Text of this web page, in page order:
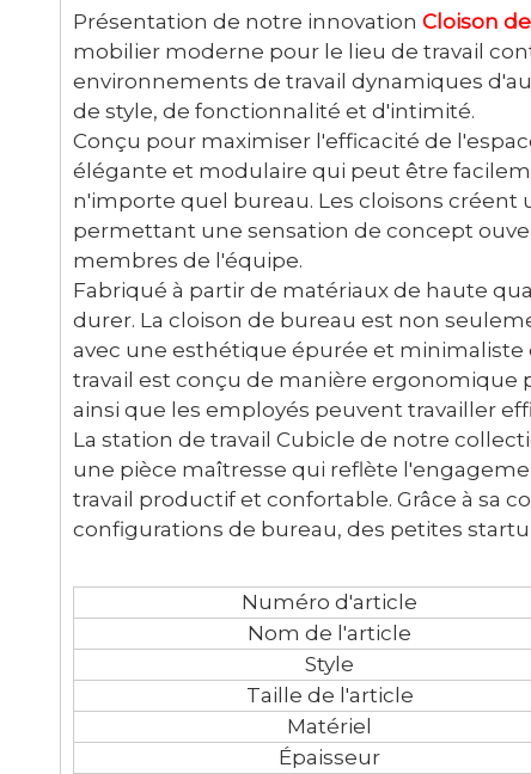
Présentation de notre innovation Cloison
mobilier moderne pour le lieu de travail
environnements de travail dynamiques
de style, de fonctionnalité et d'intimité.
Conçu pour maximiser l'efficacité de
élégante et modulaire qui peut être
n'importe quel bureau. Les cloisons
permettant une sensation de concept
membres de l'équipe.
Fabriqué à partir de matériaux de haute
durer. La cloison de bureau est non
avec une esthétique épurée et
travail est conçu de manière ergonomique
ainsi que les employés peuvent travailler
La station de travail Cubicle de notre
une pièce maîtresse qui reflète
travail productif et confortable. Grâce à sa
configurations de bureau, des petites
Numéro d'article
Nom de l'article
Style
Taille de l'article
Matériel
Épaisseur